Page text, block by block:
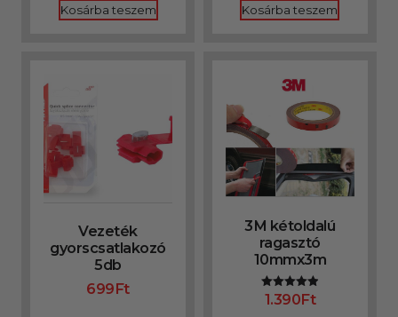
Kosárba teszem Kosárba teszem
Vezeték
gyorscsatlakozó
5db
699Ft
3M kétoldalú
ragasztó
10mmx3m
Értékelés:
4.92
1.390Ft